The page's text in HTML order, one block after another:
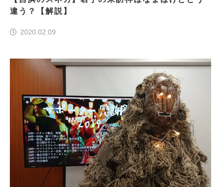
違う？【解説】
2020.02.09